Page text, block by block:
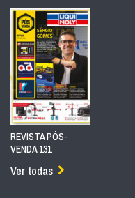
REVISTA PÓS-
VENDA 131
Ver todas